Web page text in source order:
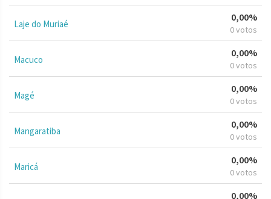
Laje do Muriaé
0,00%
0 votos
Macuco
0,00%
0 votos
Magé
0,00%
0 votos
Mangaratiba
0,00%
0 votos
Maricá
0,00%
0 votos
0,00%